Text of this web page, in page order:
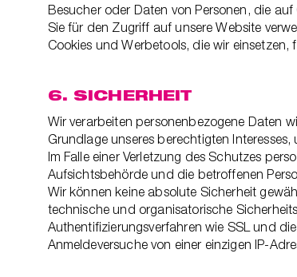
Besucher oder Daten von Personen, die
Sie für den Zugriff auf unsere Website
Cookies und Werbetools, die wir einsetzen,
6. SICHERHEIT
Wir verarbeiten personenbezogene Daten
Grundlage unseres berechtigten
Im Falle einer Verletzung des Schutzes
Aufsichtsbehörde und die betroffenen
Wir können keine absolute Sicherheit
technische und organisatorische
Authentifizierungsverfahren wie SSL und
Anmeldeversuche von einer einzigen IP-